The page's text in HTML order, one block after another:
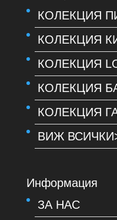
КОЛЕКЦИЯ
КОЛЕКЦИЯ
КОЛЕКЦИЯ
КОЛЕКЦИЯ
КОЛЕКЦИЯ
ВИЖ
Информация
ЗА НАС